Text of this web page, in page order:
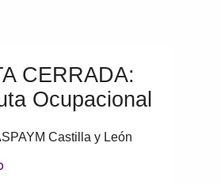
CERRADA:
Ocupacional
Castilla y León